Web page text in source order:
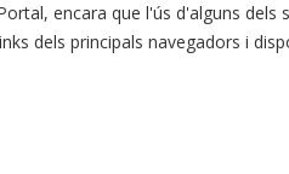
encara que l'ús d'alguns
dels principals navegadors i